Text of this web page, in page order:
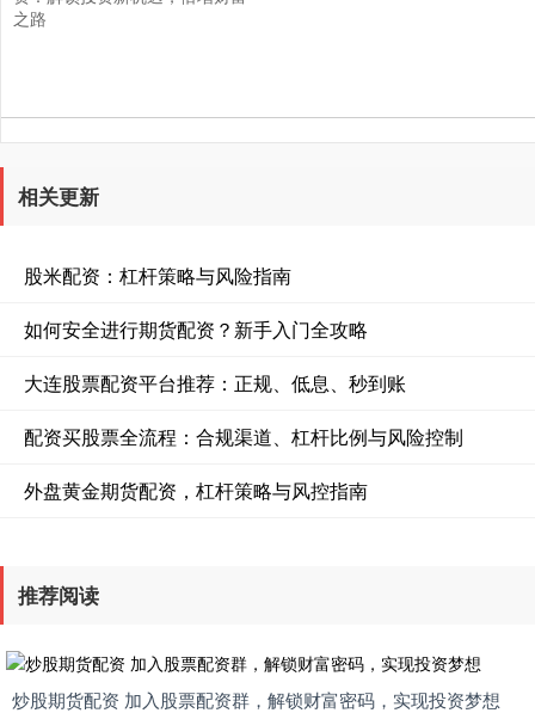
之路
相关更新
股米配资：杠杆策略与风险指南
如何安全进行期货配资？新手入门全攻略
大连股票配资平台推荐：正规、低息、秒到账
配资买股票全流程：合规渠道、杠杆比例与风险控制
外盘黄金期货配资，杠杆策略与风控指南
推荐阅读
炒股期货配资 加入股票配资群，解锁财富密码，实现投资梦想